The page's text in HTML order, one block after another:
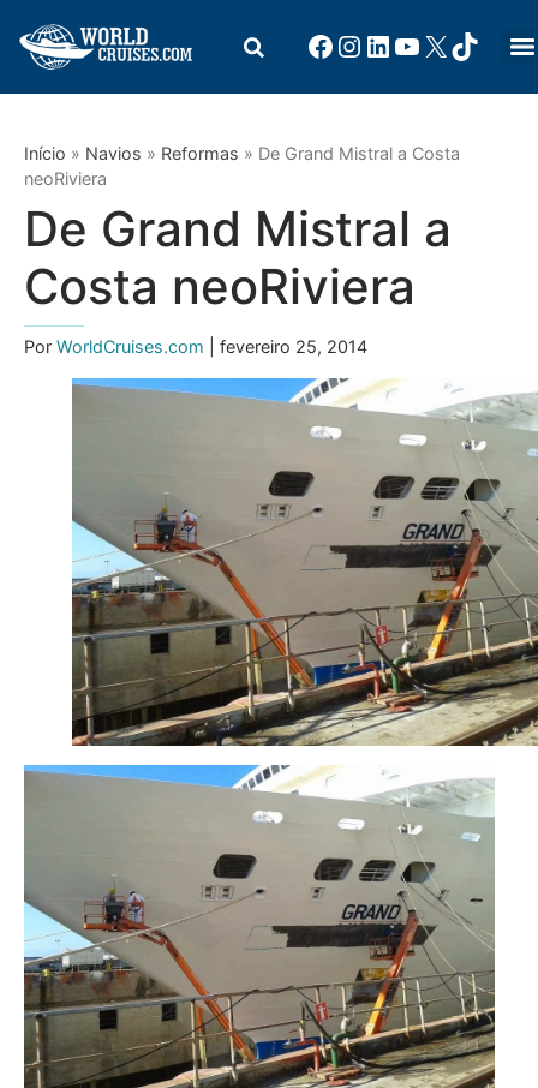
Início » Navios » Reformas » De Grand Mistral a Costa
neoRiviera
De Grand Mistral a
Costa neoRiviera
Por WorldCruises.com | fevereiro 25, 2014